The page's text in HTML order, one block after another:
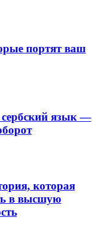
портят ваш
сербский язык —
которая
в высшую